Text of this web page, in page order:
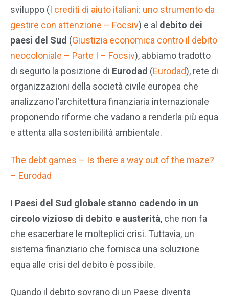
sviluppo (I crediti di aiuto italiani: uno strumento da
gestire con attenzione – Focsiv) e al debito dei
paesi del Sud (Giustizia economica contro il debito
neocoloniale – Parte I – Focsiv), abbiamo tradotto
di seguito la posizione di Eurodad (Eurodad), rete di
organizzazioni della società civile europea che
analizzano l’architettura finanziaria internazionale
proponendo riforme che vadano a renderla più equa
e attenta alla sostenibilità ambientale.
The debt games – Is there a way out of the maze?
– Eurodad
I Paesi del Sud globale stanno cadendo in un
circolo vizioso di debito e austerità, che non fa
che esacerbare le molteplici crisi. Tuttavia, un
sistema finanziario che fornisca una soluzione
equa alle crisi del debito è possibile.
Quando il debito sovrano di un Paese diventa